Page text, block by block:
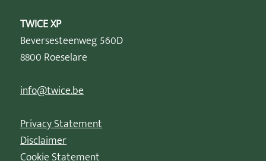
TWICE XP
Beversesteenweg 560D
8800 Roeselare
info@twice.be
Privacy Statement
Disclaimer